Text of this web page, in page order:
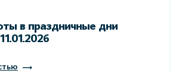
в праздничные дни